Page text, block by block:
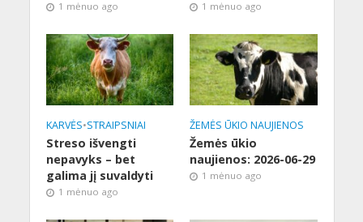
1 mėnuo ago 1 mėnuo ago
KARVĖS•STRAIPSNIAI
Streso išvengti
nepavyks – bet
galima jį suvaldyti
1 mėnuo ago
ŽEMĖS ŪKIO NAUJIENOS
Žemės ūkio
naujienos: 2026-06-29
1 mėnuo ago